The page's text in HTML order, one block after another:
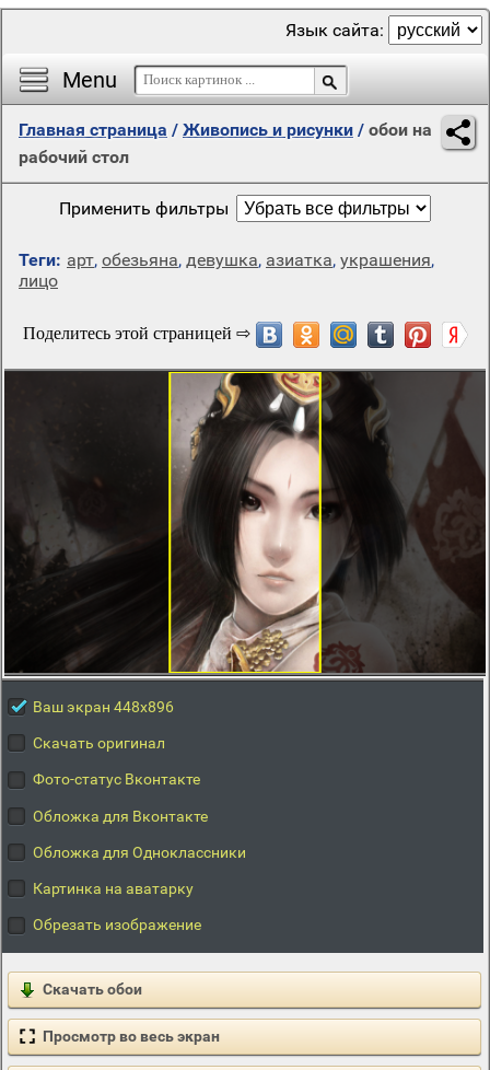
Menu
Язык сайта:
Главная страница / Живопись и рисунки / обои на
рабочий стол
Применить фильтры
Теги: арт, обезьяна, девушка, азиатка, украшения,
лицо
Ваш экран 448x896
Скачать оригинал
Фото-статус Вконтакте
Обложка для Вконтакте
Обложка для Одноклассники
Картинка на аватарку
Обрезать изображение
Скачать обои
Просмотр во весь экран